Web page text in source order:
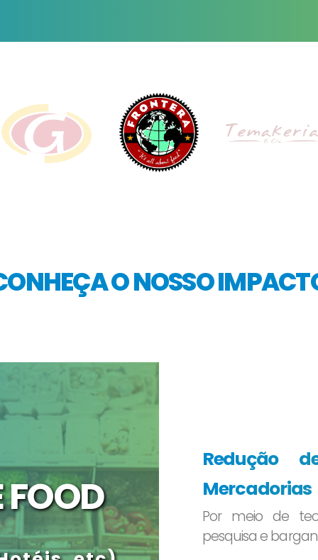
O NOSSO
FOOD
Redução
Mercadorias
Por meio de
pesquisa e